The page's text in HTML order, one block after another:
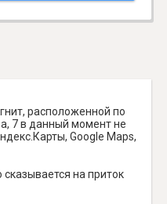
расположенной по
7 в данный момент не
Google Maps,
сказывается на приток